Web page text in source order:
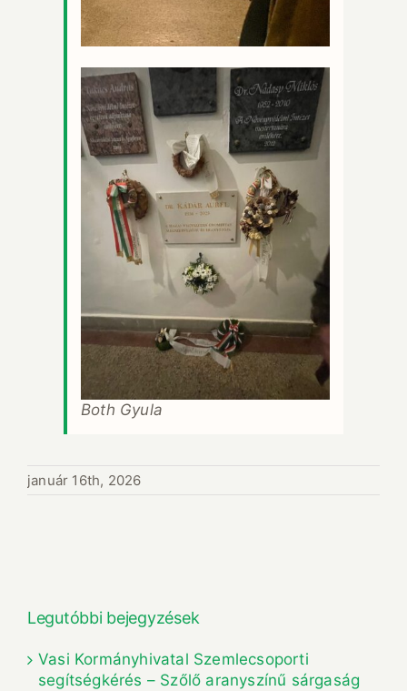
Both Gyula
január 16th, 2026
Legutóbbi bejegyzések
Vasi Kormányhivatal Szemlecsoporti
segítségkérés – Szőlő aranyszínű sárgaság